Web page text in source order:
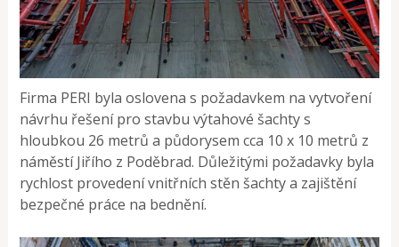
Firma PERI byla oslovena s požadavkem na vytvoření
návrhu řešení pro stavbu výtahové šachty s
hloubkou 26 metrů a půdorysem cca 10 x 10 metrů z
náměstí Jiřího z Poděbrad. Důležitými požadavky byla
rychlost provedení vnitřních stěn šachty a zajištění
bezpečné práce na bednění.​